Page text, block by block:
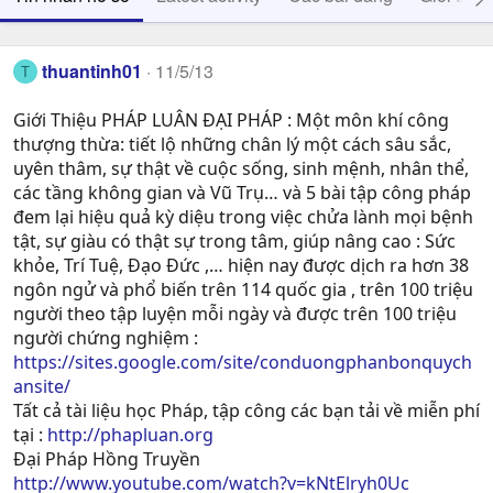
T thuantinh01 11/5/13
Giới Thiệu PHÁP LUÂN ĐẠI PHÁP : Một môn khí công
thượng thừa: tiết lộ những chân lý một cách sâu sắc,
uyên thâm, sự thật về cuộc sống, sinh mệnh, nhân thể,
các tầng không gian và Vũ Trụ… và 5 bài tập công pháp
đem lại hiệu quả kỳ diệu trong việc chửa lành mọi bệnh
tật, sự giàu có thật sự trong tâm, giúp nâng cao : Sức
khỏe, Trí Tuệ, Ðạo Ðức ,… hiện nay được dịch ra hơn 38
ngôn ngử và phổ biến trên 114 quốc gia , trên 100 triệu
người theo tập luyện mỗi ngày và được trên 100 triệu
người chứng nghiệm :
https://sites.google.com/site/conduongphanbonquych
ansite/
Tất cả tài liệu học Pháp, tập công các bạn tải về miễn phí
tại : http://phapluan.org
Đại Pháp Hồng Truyền
http://www.youtube.com/watch?v=kNtElryh0Uc